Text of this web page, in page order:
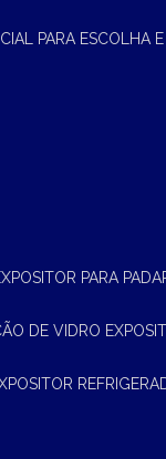
PARA ESCOLHA
PARA
DE VIDRO